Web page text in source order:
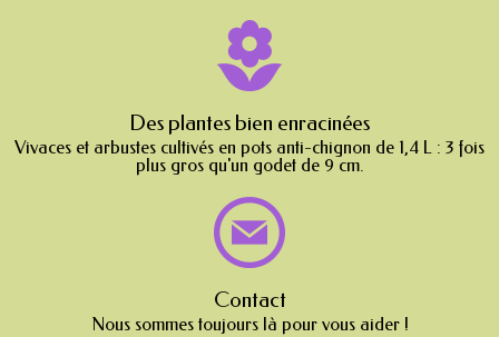
Des plantes bien enracinées
Vivaces et arbustes cultivés en pots anti-chignon de 1,4 L : 3 fois
plus gros qu'un godet de 9 cm.
Contact
Nous sommes toujours là pour vous aider !